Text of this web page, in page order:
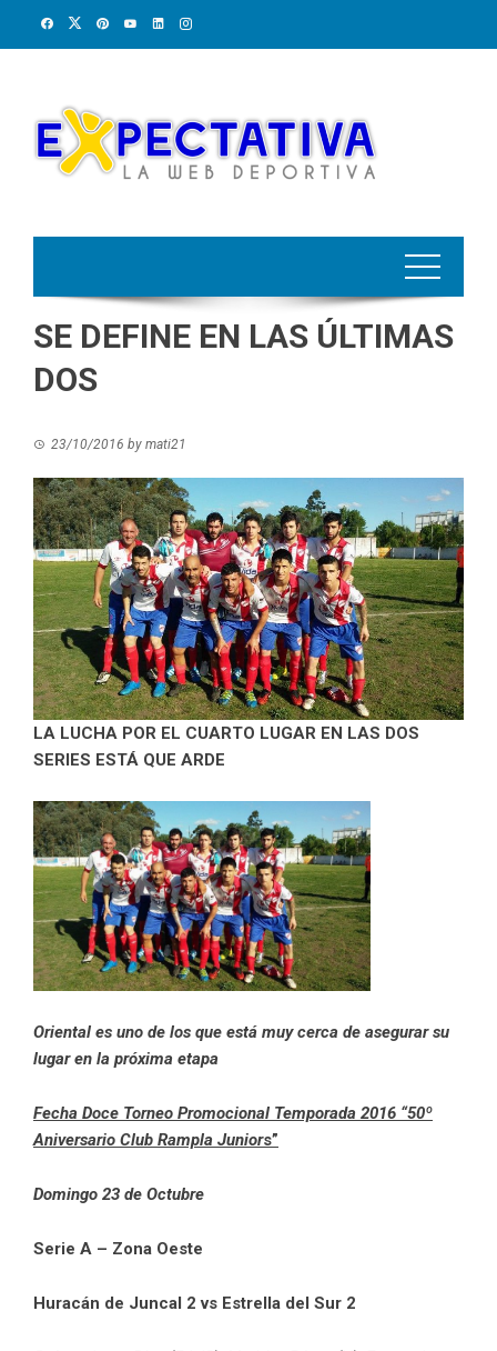
SE DEFINE EN LAS ÚLTIMAS
DOS
23/10/2016 by mati21
LA LUCHA POR EL CUARTO LUGAR EN LAS DOS
SERIES ESTÁ QUE ARDE
Oriental es uno de los que está muy cerca de asegurar su
lugar en la próxima etapa
Fecha Doce Torneo Promocional Temporada 2016 “50º
Aniversario Club Rampla Juniors”
Domingo 23 de Octubre
Serie A – Zona Oeste
Huracán de Juncal 2 vs Estrella del Sur 2